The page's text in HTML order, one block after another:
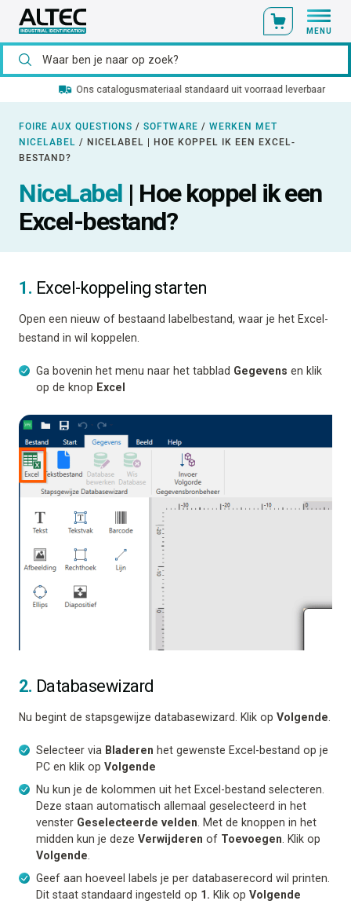
MENU
Ons catalogusmateriaal standaard uit voorraad leverbaar
FOIRE AUX QUESTIONS / SOFTWARE / WERKEN MET
NICELABEL / NICELABEL | HOE KOPPEL IK EEN EXCEL-
BESTAND?
NiceLabel | Hoe koppel ik een
Excel-bestand?
1. Excel-koppeling starten
Open een nieuw of bestaand labelbestand, waar je het Excel-
bestand in wil koppelen.
Ga bovenin het menu naar het tabblad Gegevens en klik
op de knop Excel
2. Databasewizard
Nu begint de stapsgewijze databasewizard. Klik op Volgende
Selecteer via Bladeren het gewenste Excel-bestand op je
PC en klik op Volgende
Nu kun je de kolommen uit het Excel-bestand selecteren.
Deze staan automatisch allemaal geselecteerd in het
venster Geselecteerde velden . Met de knoppen in het
midden kun je deze Verwijderen of Toevoegen . Klik op
Volgende
Geef aan hoeveel labels je per databaserecord wil printen.
Dit staat standaard ingesteld op 1. Klik op Volgende